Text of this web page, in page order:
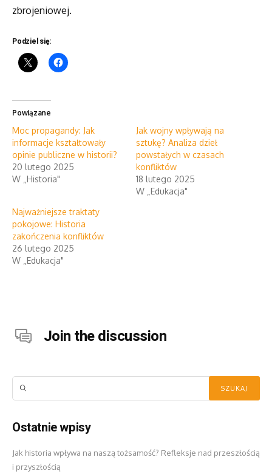
zbrojeniowej.
Podziel się:
Powiązane
Moc propagandy: Jak
informacje kształtowały
opinie publiczne w historii?
20 lutego 2025
W „Historia"
Jak wojny wpływają na
sztukę? Analiza dzieł
powstałych w czasach
konfliktów
18 lutego 2025
W „Edukacja"
Najważniejsze traktaty
pokojowe: Historia
zakończenia konfliktów
26 lutego 2025
W „Edukacja"
Join the discussion
Ostatnie wpisy
Jak historia wpływa na naszą tożsamość? Refleksje nad przeszłością
i przyszłością